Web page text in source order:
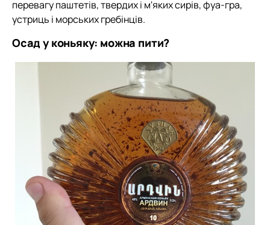
перевагу паштетів, твердих і м'яких сирів, фуа-гра,
устриць і морських гребінців.
Осад у коньяку: можна пити?